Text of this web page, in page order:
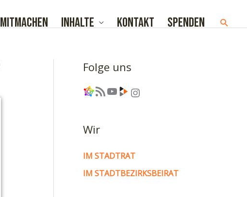
Mitmachen Inhalte Kontakt Spenden
Folge uns
Link RSS-Feed YouTube Link Instagram
Wir
IM STADTRAT
IM STADTBEZIRKSBEIRAT